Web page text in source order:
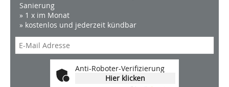
Sanierung
» 1 x im Monat
» kostenlos und jederzeit kündbar
Anti-Roboter-Verifizierung
Hier klicken